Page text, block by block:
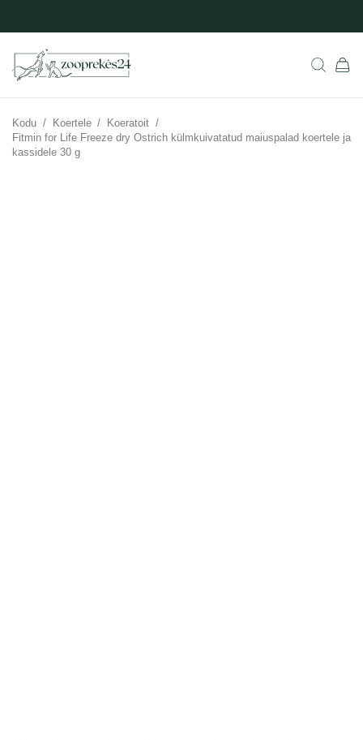
Kodu / Koertele / Koeratoit /
Fitmin for Life Freeze dry Ostrich külmkuivatatud maiuspalad koertele ja
kassidele 30 g